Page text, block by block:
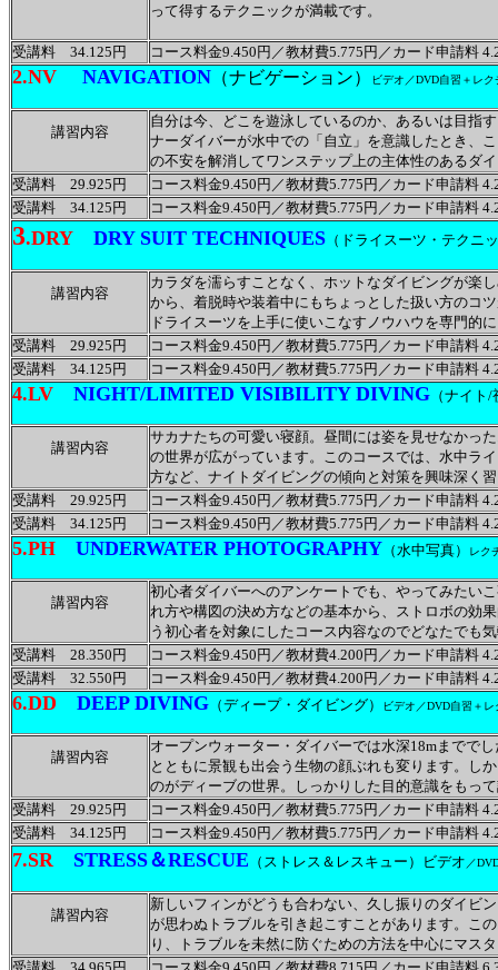
って得するテクニックが満載です。
受講料 34.125円 コース料金9.450円／教材費5.775円／カード申請料
2.NV NAVIGATION （ナビゲーション） ビデオ／DVD自習＋レ
講習内容
自分は今、どこを遊泳しているのか、あるいは目指
ナーダイバーが水中での「自立」を意識したとき、
の不安を解消してワンステップ上の主体性のあるダ
受講料 29.925円
コース料金9.450円／教材費5.775円／カード申請料
受講料 34.125円
コース料金9.450円／教材費5.775円／カード申請料
3.DRY DRY SUIT TECHNIQUES （ドライスーツ・テクニ
講習内容
カラダを濡らすことなく、ホットなダイビングが楽
から、着脱時や装着中にもちょっとした扱い方のコ
ドライスーツを上手に使いこなすノウハウを専門的
受講料 29.925円
コース料金9.450円／教材費5.775円／カード申請料
受講料 34.125円
コース料金9.450円／教材費5.775円／カード申請料
4.LV NIGHT/LIMITED VISIBILITY DIVING （ナイト
講習内容
サカナたちの可愛い寝顔。昼間には姿を見せなかっ
の世界が広がっています。このコースでは、水中ラ
方など、ナイトダイビングの傾向と対策を興味深く
受講料 29.925円
コース料金9.450円／教材費5.775円／カード申請料
受講料 34.125円
コース料金9.450円／教材費5.775円／カード申請料
5.PH UNDERWATER PHOTOGRAPHY （水中写真） レク
講習内容
初心者ダイバーへのアンケートでも、やってみたい
れ方や構図の決め方などの基本から、ストロボの効
う初心者を対象にしたコース内容なのでどなたでも
受講料 28.350円
コース料金9.450円／教材費4.200円／カード申請料
受講料 32.550円
コース料金9.450円／教材費4.200円／カード申請料
6.DD DEEP DIVING （ディープ・ダイビング） ビデオ／DVD自習＋
講習内容
オープンウォーター・ダイバーでは水深18mまでで
とともに景観も出会う生物の顔ぶれも変ります。し
のがディーブの世界。しっかりした目的意識をもっ
受講料 29.925円
コース料金9.450円／教材費5.775円／カード申請料
受講料 34.125円
コース料金9.450円／教材費5.775円／カード申請料
7.SR STRESS＆RESCUE （ストレス＆レスキュー） ビデオ ／
講習内容
新しいフィンがどうも合わない、久し振りのダイビ
が思わぬトラブルを引き起こすことがあります。こ
り、トラブルを未然に防ぐための方法を中心にマス